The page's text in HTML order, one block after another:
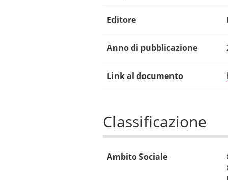
Editore
Anno di pubblicazione
Link al documento
Classificazione
Ambito Sociale